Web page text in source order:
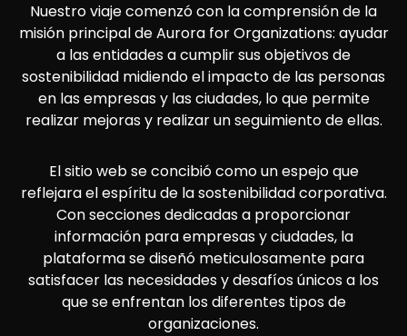
Nuestro viaje comenzó con la comprensión de la
misión principal de Aurora for Organizations: ayudar
a las entidades a cumplir sus objetivos de
sostenibilidad midiendo el impacto de las personas
en las empresas y las ciudades, lo que permite
realizar mejoras y realizar un seguimiento de ellas.
El sitio web se concibió como un espejo que
reflejara el espíritu de la sostenibilidad corporativa.
Con secciones dedicadas a proporcionar
información para empresas y ciudades, la
plataforma se diseñó meticulosamente para
satisfacer las necesidades y desafíos únicos a los
que se enfrentan los diferentes tipos de
organizaciones.